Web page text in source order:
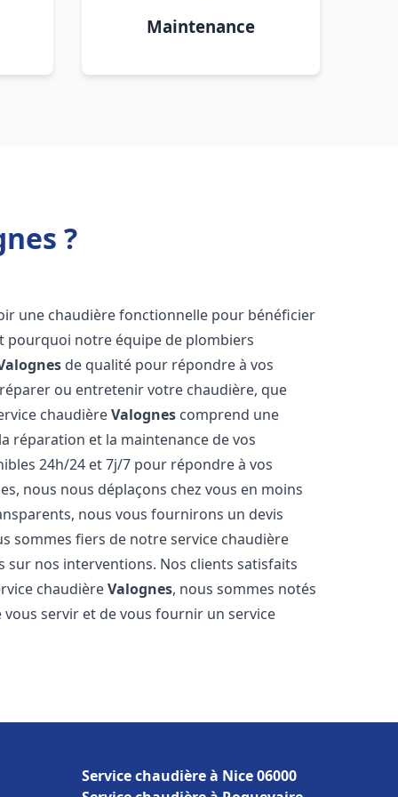
Maintenance
?
une chaudière fonctionnelle pour bénéficier
pourquoi notre équipe de plombiers
de qualité pour répondre à vos
ou entretenir votre chaudière, que
chaudièreValognes comprend une
réparation et la maintenance de vos
24h/24 et 7j/7 pour répondre à vos
nous nous déplaçons chez vous en moins
nous vous fournirons un devis
sommes fiers de notre service chaudière
sur nos interventions. Nos clients satisfaits
chaudièreValognes, nous sommes notés
servir et de vous fournir un service
Service chaudière à Nice 06000